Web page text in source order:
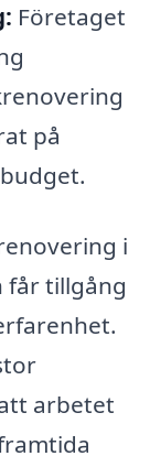
Företaget
på
i
får tillgång
arbetet